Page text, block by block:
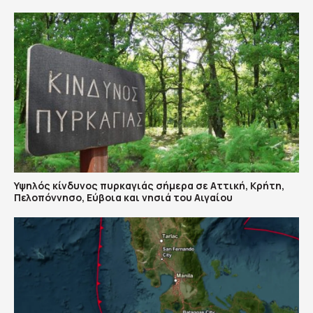
Υψηλός κίνδυνος πυρκαγιάς σήμερα σε Αττική, Κρήτη,
Πελοπόννησο, Εύβοια και νησιά του Αιγαίου